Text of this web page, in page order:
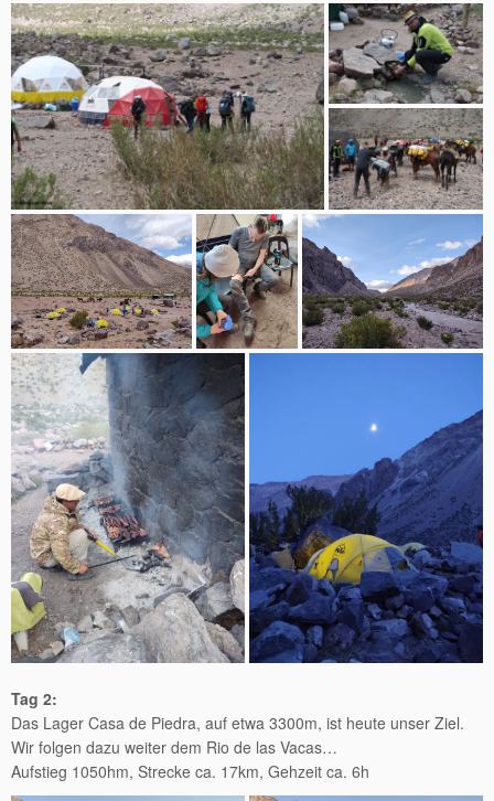
Tag 2:
Das Lager Casa de Piedra, auf etwa 3300m, ist heute unser Ziel.
Wir folgen dazu weiter dem Rio de las Vacas…
Aufstieg 1050hm, Strecke ca. 17km, Gehzeit ca. 6h